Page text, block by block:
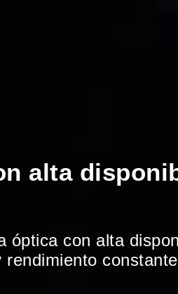
alta
óptica con alta